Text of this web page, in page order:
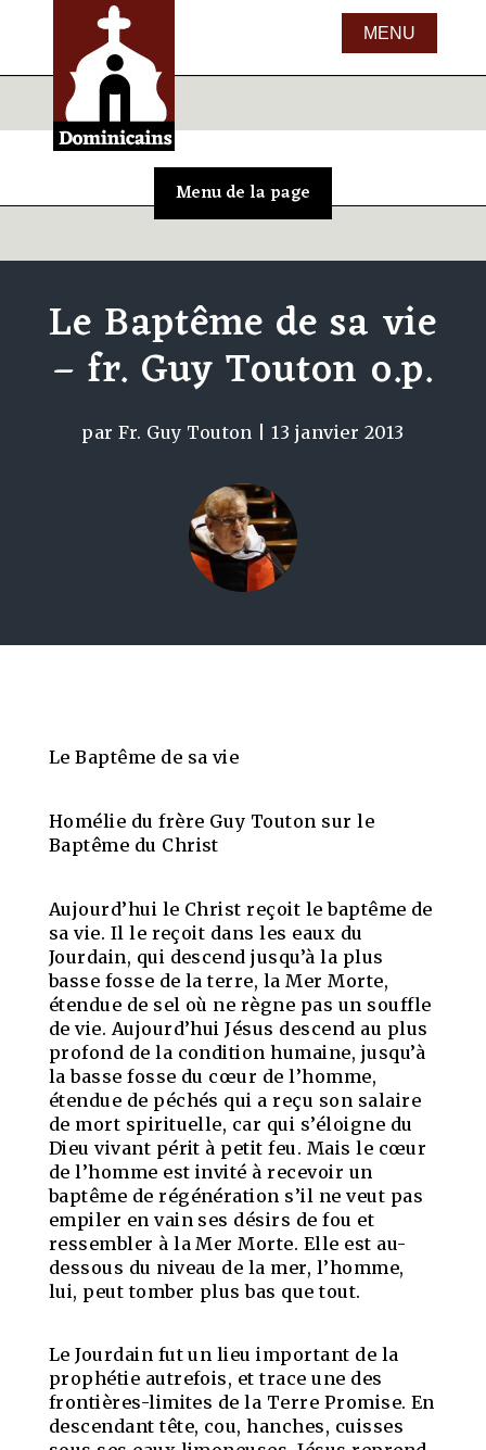
Le Baptême de sa vie
– fr. Guy Touton o.p.
parFr. Guy Touton |13 janvier 2013
Le Baptême de sa vie
Homélie du frère Guy Touton sur le
Baptême du Christ
Aujourd’hui le Christ reçoit le baptême de
sa vie. Il le reçoit dans les eaux du
Jourdain, qui descend jusqu’à la plus
basse fosse de la terre, la Mer Morte,
étendue de sel où ne règne pas un souffle
de vie. Aujourd’hui Jésus descend au plus
profond de la condition humaine, jusqu’à
la basse fosse du cœur de l’homme,
étendue de péchés qui a reçu son salaire
de mort spirituelle, car qui s’éloigne du
Dieu vivant périt à petit feu. Mais le cœur
de l’homme est invité à recevoir un
baptême de régénération s’il ne veut pas
empiler en vain ses désirs de fou et
ressembler à la Mer Morte. Elle est au-
dessous du niveau de la mer, l’homme,
lui, peut tomber plus bas que tout.
Le Jourdain fut un lieu important de la
prophétie autrefois, et trace une des
frontières-limites de la Terre Promise. En
descendant tête, cou, hanches, cuisses